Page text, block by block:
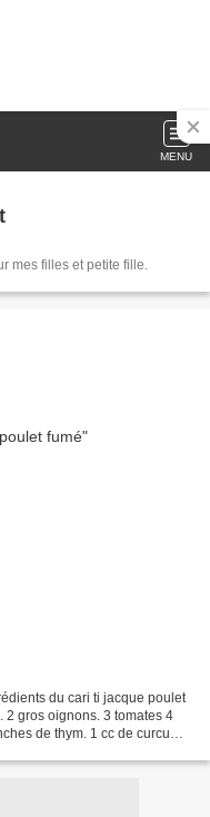
MENU
mes filles et petite fille.
du cari ti jacque poulet
2 gros oignons. 3 tomates 4
de thym. 1 cc de curcuma